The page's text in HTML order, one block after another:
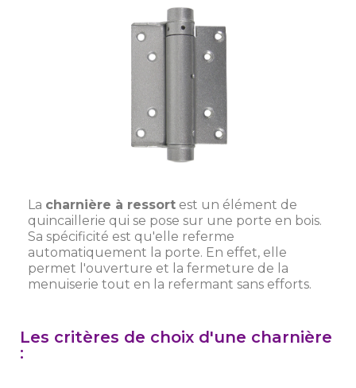
La charnière à ressort est un élément de
quincaillerie qui se pose sur une porte en bois.
Sa spécificité est qu'elle referme
automatiquement la porte. En effet, elle
permet l'ouverture et la fermeture de la
menuiserie tout en la refermant sans efforts.
Les critères de choix d'une charnière
: